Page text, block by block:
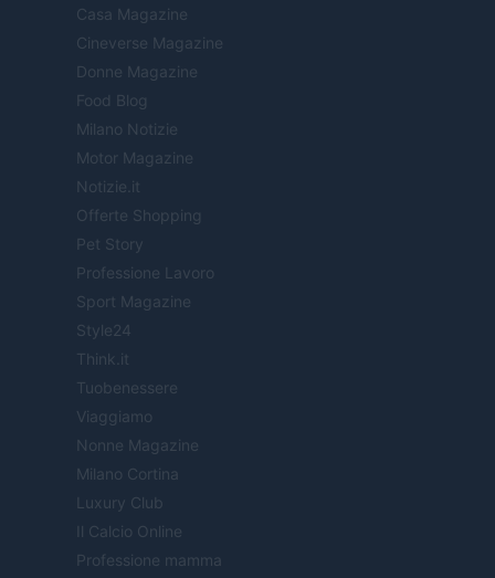
Casa Magazine
Cineverse Magazine
Donne Magazine
Food Blog
Milano Notizie
Motor Magazine
Notizie.it
Offerte Shopping
Pet Story
Professione Lavoro
Sport Magazine
Style24
Think.it
Tuobenessere
Viaggiamo
Nonne Magazine
Milano Cortina
Luxury Club
Il Calcio Online
Professione mamma